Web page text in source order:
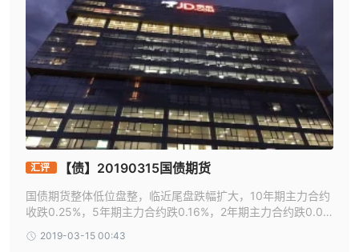
汇评 【债】20190315国债期货
国债期货整体低位盘整，临近尾盘跌幅扩大，10年期主力合约
收跌0.25%，5年期主力合约跌0.16%，2年期主力合约跌0.0
6381%，10年期国债收益率上行
2019-03-15 00:43